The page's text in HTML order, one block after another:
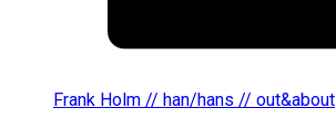
Frank Holm // han/hans // out&about